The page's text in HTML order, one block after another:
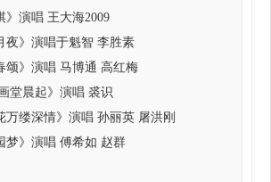
》演唱 王大海2009
夜》演唱于魁智 李胜素
颂》演唱 马博通 高红梅
堂晨起》演唱 裘识
万缕深情》演唱 孙丽英 屠洪刚
梦》演唱 傅希如 赵群